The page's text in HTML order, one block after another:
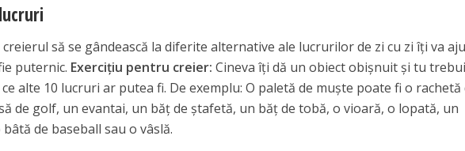
să se gândească la diferite alternative ale lucrurilor de zi cu zi îți va
puternic. Exercițiu pentru creier: Cineva îți dă un obiect obișnuit și tu
alte 10 lucruri ar putea fi. De exemplu: O paletă de muște poate fi o rachetă
de golf, un evantai, un băț de ștafetă, un băț de tobă, o vioară, o lopată, un
de baseball sau o vâslă.